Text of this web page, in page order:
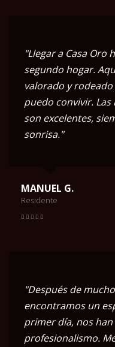
"Llegar a Casa
segundo hogar.
valorado y
puedo convivir.
son excelentes,
sonrisa."
MANUEL G.
Residente
"Después de
encontramos un
primer día, nos
profesionalismo.